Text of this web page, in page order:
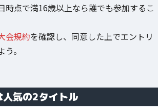
時点で満16歳以上なら誰でも参加するこ
会規約を確認し、同意した上でエントリ
。
気の2タイトル